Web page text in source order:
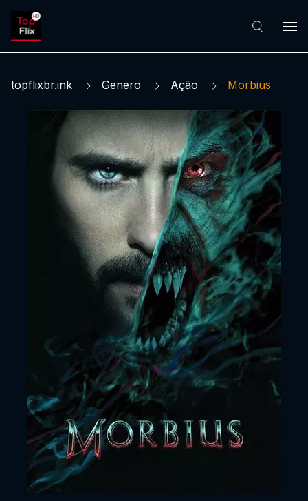
topflixbr.ink Genero Ação Morbius